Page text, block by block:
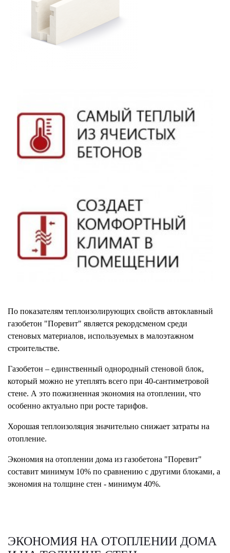
По показателям теплоизолирующих свойств автоклавный
газобетон "Поревит" является рекордсменом среди
стеновых материалов, используемых в малоэтажном
строительстве.
Газобетон – единственный однородный стеновой блок,
который можно не утеплять всего при 40-сантиметровой
стене. А это пожизненная экономия на отоплении, что
особенно актуально при росте тарифов.
Хорошая теплоизоляция значительно снижает затраты на
отопление.
Экономия на отоплении дома из газобетона "Поревит"
составит минимум 10% по сравнению с другими блоками, а
экономия на толщине стен - минимум 40%.
ЭКОНОМИЯ НА ОТОПЛЕНИИ ДОМА